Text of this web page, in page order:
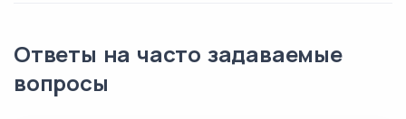
Ответы на часто задаваемые
вопросы